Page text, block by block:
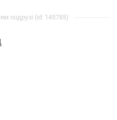
подрузі (id: 145785)